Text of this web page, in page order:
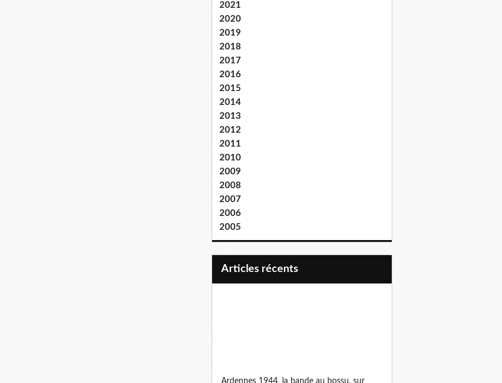
2021
2020
2019
2018
2017
2016
2015
2014
2013
2012
2011
2010
2009
2008
2007
2006
2005
articles récents
ardennes 1944, la bande au bossu, sur